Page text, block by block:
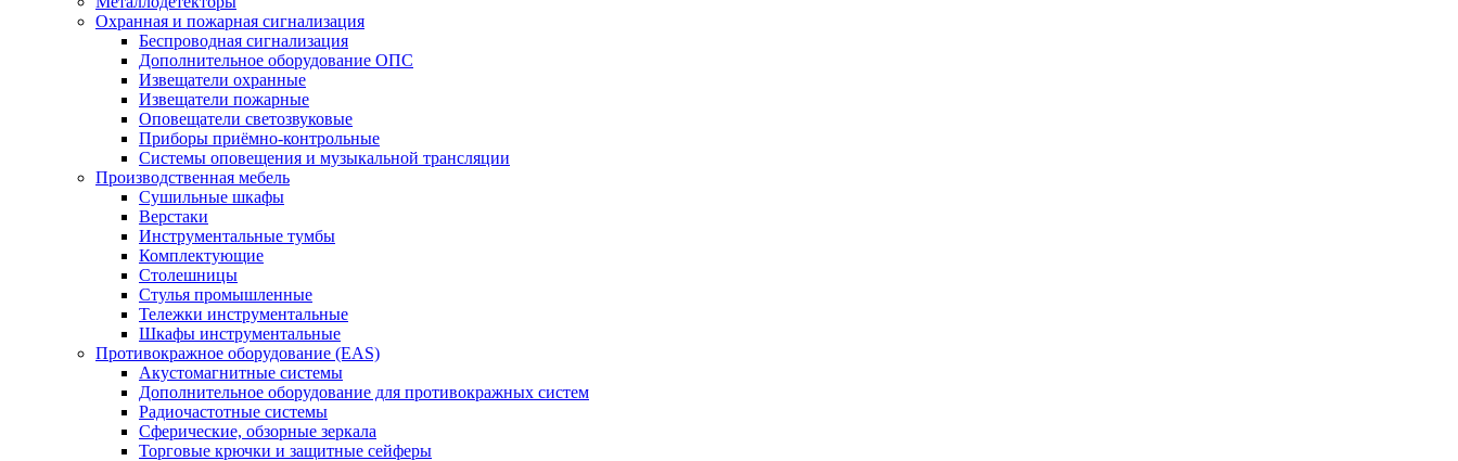
Охранная и пожарная сигнализация
Беспроводная сигнализация
Дополнительное оборудование ОПС
Извещатели охранные
Извещатели пожарные
Оповещатели светозвуковые
Приборы приёмно-контрольные
Системы оповещения и музыкальной трансляции
Производственная мебель
Cушильные шкафы
Верстаки
Инструментальные тумбы
Комплектующие
Столешницы
Стулья промышленные
Тележки инструментальные
Шкафы инструментальные
Противокражное оборудование (EAS)
Акустомагнитные системы
Дополнительное оборудование для противокражных систем
Радиочастотные системы
Сферические, обзорные зеркала
Торговые крючки и защитные сейферы